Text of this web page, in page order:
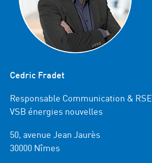
Cedric Fradet
Responsable Communication & RSE
VSB énergies nouvelles
50, avenue Jean Jaurès
30000 Nîmes